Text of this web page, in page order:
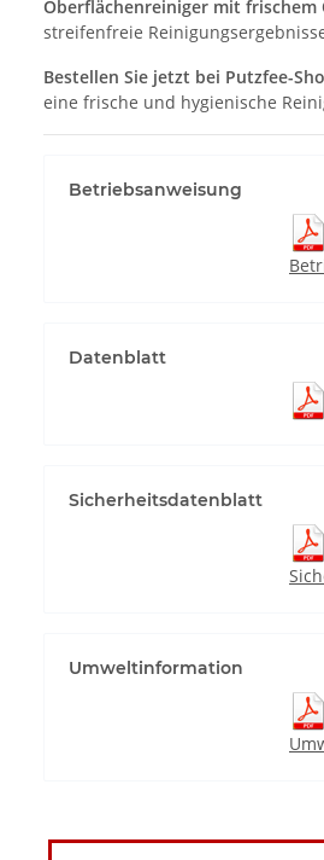
Oberflächenreiniger mit frischem
streifenfreie
Bestellen Sie jetzt bei Putzfee-
eine frische und hygienische
Betriebsanweisung
Datenblatt
Sicherheitsdatenblatt
Umweltinformation